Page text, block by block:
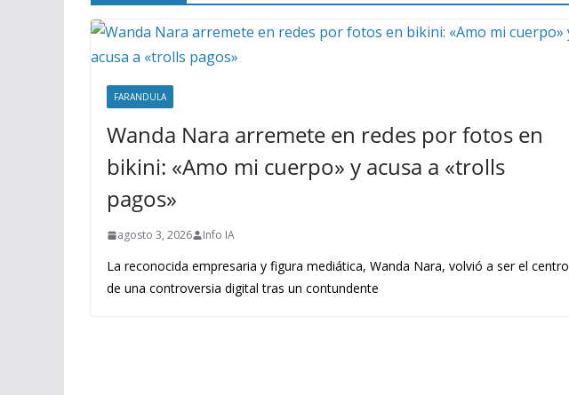
FARANDULA
Wanda Nara arremete en redes por fotos en
bikini: «Amo mi cuerpo» y acusa a «trolls
pagos»
agosto 3, 2026 Info IA
La reconocida empresaria y figura mediática, Wanda Nara, volvió a ser el centro
de una controversia digital tras un contundente